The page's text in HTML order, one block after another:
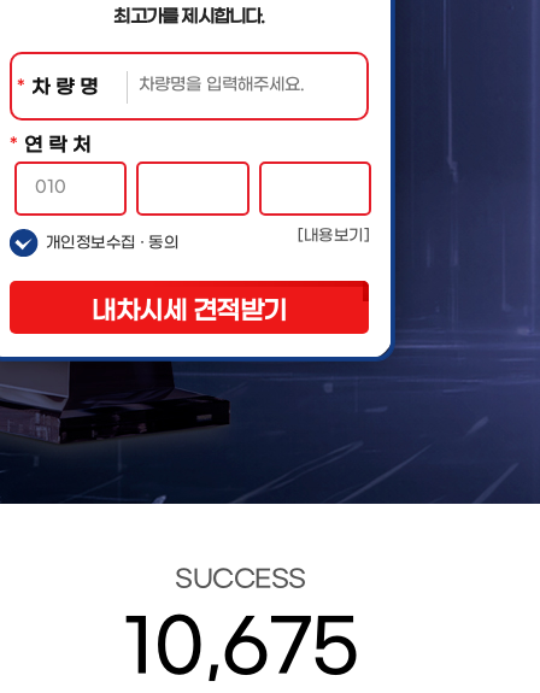
최고가를 제시합니다.
* 차 량 명
* 연 락 처
개인정보수집 · 동의 [내용보기]
빠른견적 신청하기
빠른견적 신청하기
내차시세 견적받기
빠른견적 신청하기
SUCCESS
10,675